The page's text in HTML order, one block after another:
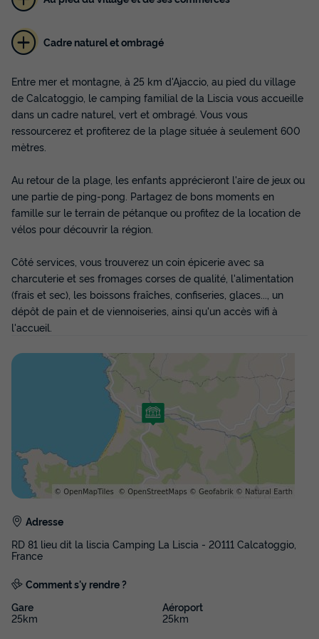
Cadre naturel et ombragé
Entre mer et montagne, à 25 km d'Ajaccio, au pied du village
de Calcatoggio, le camping familial de la Liscia vous accueille
dans un cadre naturel, vert et ombragé. Vous vous
ressourcerez et profiterez de la plage située à seulement 600
mètres.
Au retour de la plage, les enfants apprécieront l'aire de jeux ou
une partie de ping-pong. Partagez de bons moments en
famille sur le terrain de pétanque ou profitez de la location de
vélos pour découvrir la région.
Côté services, vous trouverez un coin épicerie avec sa
charcuterie et ses fromages corses de qualité, l'alimentation
(frais et sec), les boissons fraîches, confiseries, glaces..., un
dépôt de pain et de viennoiseries, ainsi qu'un accès wifi à
l'accueil.
Adresse
RD 81 lieu dit la liscia Camping La Liscia - 20111 Calcatoggio,
France
Comment s'y rendre ?
Gare
25km
Aéroport
25km